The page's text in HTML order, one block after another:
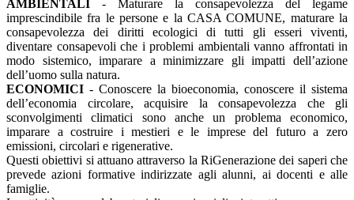
AMBIENTALI - Maturare la consapevolezza del legame
imprescindibile fra le persone e la CASA COMUNE, maturare la
consapevolezza dei diritti ecologici di tutti gli esseri viventi,
diventare consapevoli che i problemi ambientali vanno affrontati in
modo sistemico, imparare a minimizzare gli impatti dell’azione
dell’uomo sulla natura.
ECONOMICI - Conoscere la bioeconomia, conoscere il sistema
dell’economia circolare, acquisire la consapevolezza che gli
sconvolgimenti climatici sono anche un problema economico,
imparare a costruire i mestieri e le imprese del futuro a zero
emissioni, circolari e rigenerative.
Questi obiettivi si attuano attraverso la RiGenerazione dei saperi che
prevede azioni formative indirizzate agli alunni, ai docenti e alle
famiglie.